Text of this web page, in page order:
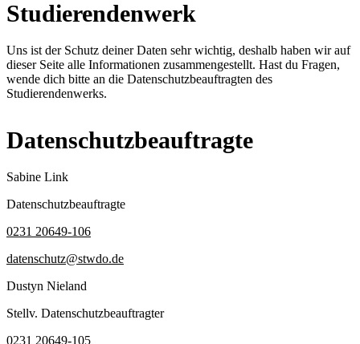
Studierendenwerk
Uns ist der Schutz deiner Daten sehr wichtig, deshalb haben wir auf
dieser Seite alle Informationen zusammengestellt. Hast du Fragen,
wende dich bitte an die Datenschutzbeauftragten des
Studierendenwerks.
Datenschutzbeauftragte
Sabine Link
Datenschutzbeauftragte
0231 20649-106
datenschutz@stwdo.de
Dustyn Nieland
Stellv. Datenschutzbeauftragter
0231 20649-105